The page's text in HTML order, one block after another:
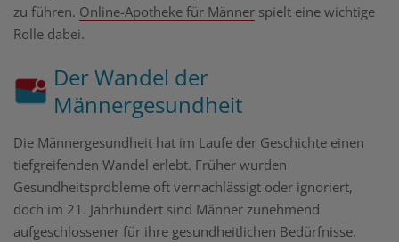
zu führen. Online-Apotheke für Männer spielt eine wichtige
Rolle dabei.
Der Wandel der
Männergesundheit
Die Männergesundheit hat im Laufe der Geschichte einen
tiefgreifenden Wandel erlebt. Früher wurden
Gesundheitsprobleme oft vernachlässigt oder ignoriert,
doch im 21. Jahrhundert sind Männer zunehmend
aufgeschlossener für ihre gesundheitlichen Bedürfnisse.